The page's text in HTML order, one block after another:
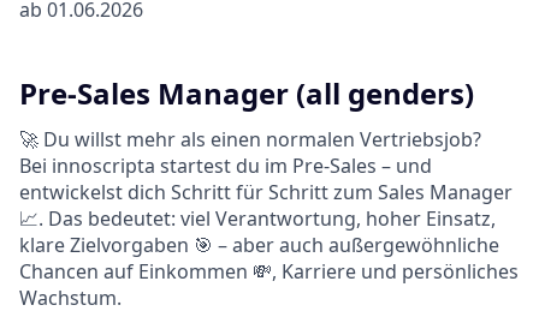
ab 01.06.2026
Pre-Sales Manager (all genders)
🚀 Du willst mehr als einen normalen Vertriebsjob?
Bei innoscripta startest du im Pre-Sales – und
entwickelst dich Schritt für Schritt zum Sales Manager
📈. Das bedeutet: viel Verantwortung, hoher Einsatz,
klare Zielvorgaben 🎯 – aber auch außergewöhnliche
Chancen auf Einkommen 💸, Karriere und persönliches
Wachstum.